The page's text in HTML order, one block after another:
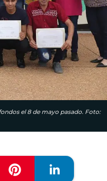
el 8 de mayo pasado. Foto: